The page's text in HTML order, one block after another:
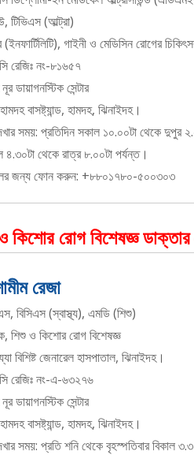
টিভিএস (আল্ট্রা)
(ইনফার্টিলিটি), গাইনী ও মেডিসিন রোগের
রেজিঃ নং-৮১৬৫৭
ডায়াগনস্টিক সেন্টার
বাসষ্ট্যান্ড, হামদহ, ঝিনাইদহ।
সময়: প্রতিদিন সকাল ১০.০০টা থেকে দুপুর
৪.৩০টা থেকে রাত্র ৮.০০টা পর্যন্ত।
জন্য ফোন করুন: +৮৮০১৭৮০-৫০০৩০৩
কিশোর রোগ বিশেষজ্ঞ ডাক্তার
রেজা
বিসিএস (স্বাস্থ্য), এমডি (শিশু)
শিশু ও কিশোর রোগ বিশেষজ্ঞ
বিশিষ্ট জেনারেল হাসপাতাল, ঝিনাইদহ।
রেজিঃ নং-এ-৬৩২৭৬
ডায়াগনস্টিক সেন্টার
বাসষ্ট্যান্ড, হামদহ, ঝিনাইদহ।
সময়: প্রতি শনি থেকে বৃহস্পতিবার বিকাল